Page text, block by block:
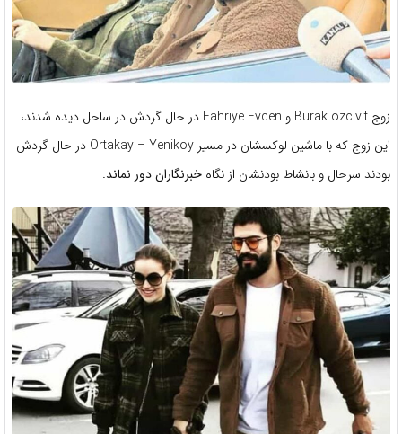
زوج Burak ozcivit و Fahriye Evcen در حال گردش در ساحل دیده شدند،
این زوج که با ماشین لوکسشان در مسیر Ortakay – Yenikoy در حال گردش
بودند سرحال و بانشاط بودنشان از نگاه خبرنگاران دور نماند.